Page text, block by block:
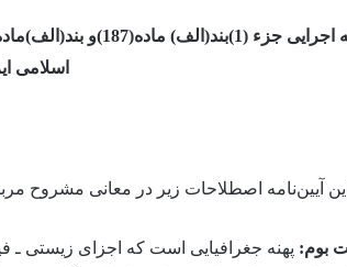
اسلامی
آییننامه اصطلاحات زیر در معانی مشروح
بوم: پهنه جغرافیایی است که اجزای زیستی ـ